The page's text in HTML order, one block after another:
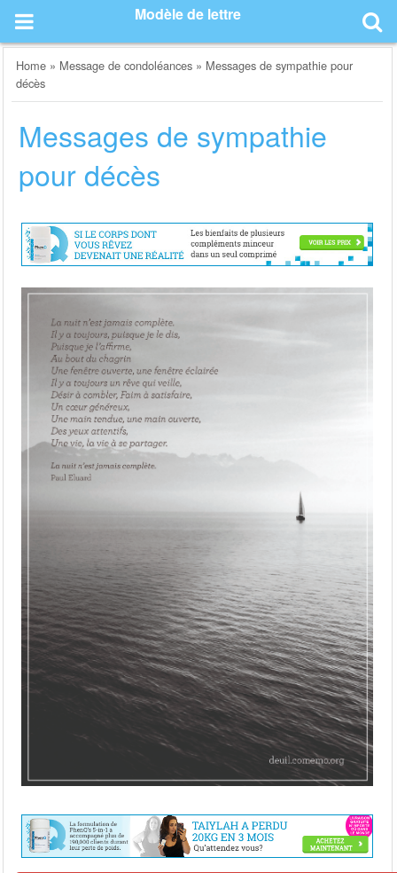
content
Modèle de lettre
Home » Message de condoléances » Messages de sympathie pour
décès
Messages de sympathie
pour décès